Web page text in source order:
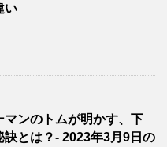
い
マンのトムが明かす、下
訣とは？- 2023年3月9日の